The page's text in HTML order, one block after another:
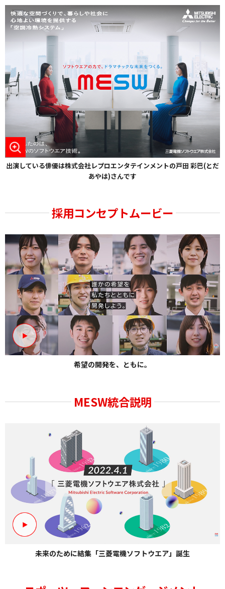
出演している俳優は株式会社レプロエンタテインメントの戸田 彩巴(とだ
あやは)さんです
採用コンセプトムービー
希望の開発を、ともに。
MESW統合説明
未来のために結集「三菱電機ソフトウエア」誕生